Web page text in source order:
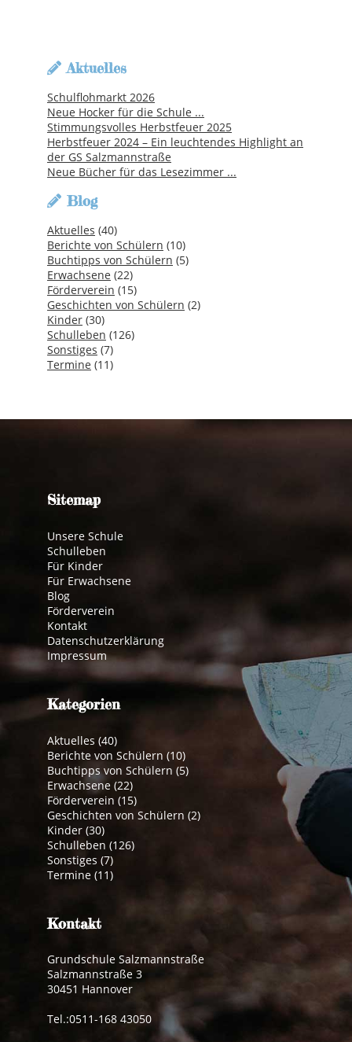
Aktuelles
Schulflohmarkt 2026
Neue Hocker für die Schule ...
Stimmungsvolles Herbstfeuer 2025
Herbstfeuer 2024 – Ein leuchtendes Highlight an
der GS Salzmannstraße
Neue Bücher für das Lesezimmer ...
Blog
Aktuelles (40)
Berichte von Schülern (10)
Buchtipps von Schülern (5)
Erwachsene (22)
Förderverein (15)
Geschichten von Schülern (2)
Kinder (30)
Schulleben (126)
Sonstiges (7)
Termine (11)
Sitemap
Unsere Schule
Schulleben
Für Kinder
Für Erwachsene
Blog
Förderverein
Kontakt
Datenschutzerklärung
Impressum
Kategorien
Aktuelles (40)
Berichte von Schülern (10)
Buchtipps von Schülern (5)
Erwachsene (22)
Förderverein (15)
Geschichten von Schülern (2)
Kinder (30)
Schulleben (126)
Sonstiges (7)
Termine (11)
Kontakt
Grundschule Salzmannstraße
Salzmannstraße 3
30451 Hannover
Tel.:0511-168 43050